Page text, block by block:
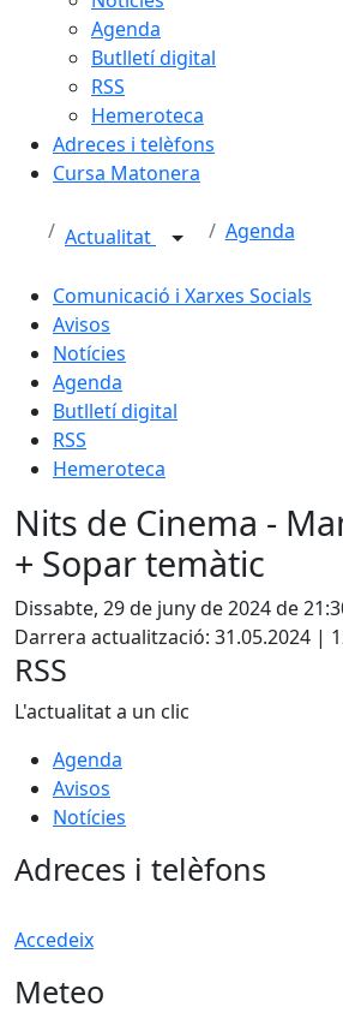
Agenda
Butlletí digital
RSS
Hemeroteca
Adreces i telèfons
Cursa Matonera
Actualitat Agenda
Comunicació i Xarxes Socials
Avisos
Notícies
Agenda
Butlletí digital
RSS
Hemeroteca
Nits de Cinema -
+ Sopar temàtic
Dissabte, 29 de juny de 2024 de
Darrera actualització: 31.05.2024 |
RSS
L'actualitat a un clic
Agenda
Avisos
Notícies
Adreces i telèfons
Accedeix
Meteo